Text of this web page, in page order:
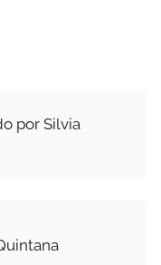
por Silvia